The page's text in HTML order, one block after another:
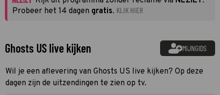
Probeer het 14 dagen gratis. KLIK HIER
Ghosts US live kijken MIJNGIDS
Wil je een aflevering van Ghosts US live kijken? Op deze
dagen zijn de uitzendingen te zien op tv.